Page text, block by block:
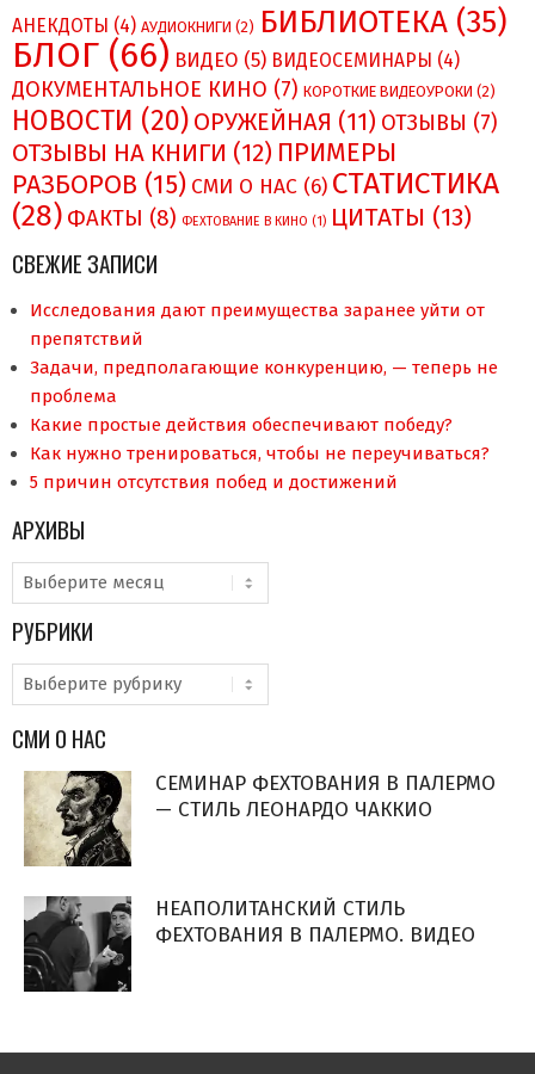
АНЕКДОТЫ (4) АУДИОКНИГИ (2) БИБЛИОТЕКА (35)
БЛОГ (66) ВИДЕО (5) ВИДЕОСЕМИНАРЫ (4)
ДОКУМЕНТАЛЬНОЕ КИНО (7) КОРОТКИЕ ВИДЕОУРОКИ (2)
НОВОСТИ (20) ОРУЖЕЙНАЯ (11) ОТЗЫВЫ (7)
ОТЗЫВЫ НА КНИГИ (12) ПРИМЕРЫ
РАЗБОРОВ (15) СМИ О НAC (6) СТАТИСТИКА
(28) ФАКТЫ (8) ФЕХТОВАНИЕ В КИНО (1) ЦИТАТЫ (13)
СВЕЖИЕ ЗАПИСИ
Исследования дают преимущества заранее уйти от
препятствий
Задачи, предполагающие конкуренцию, — теперь не
проблема
Какие простые действия обеспечивают победу?
Как нужно тренироваться, чтобы не переучиваться?
5 причин отсутствия побед и достижений
АРХИВЫ
Архивы
РУБРИКИ
Рубрики
СМИ О НАС
СЕМИНАР ФЕХТОВАНИЯ В ПАЛЕРМО
— СТИЛЬ ЛЕОНАРДО ЧАККИО
НЕАПОЛИТАНСКИЙ СТИЛЬ
ФЕХТОВАНИЯ В ПАЛЕРМО. ВИДЕО